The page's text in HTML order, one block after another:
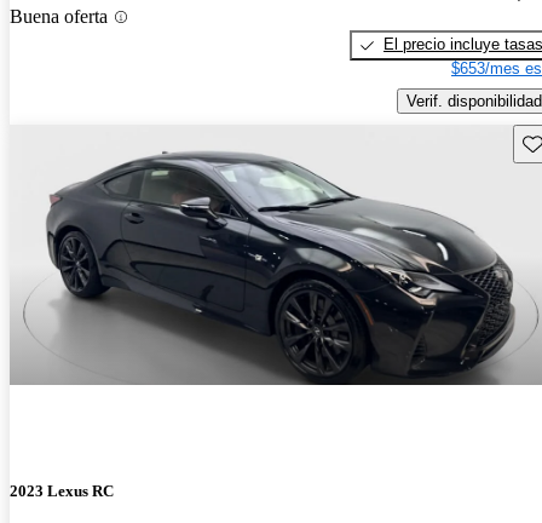
Buena oferta
El precio incluye tasas
$653/mes
Verif. disponibilidad
2023 Lexus RC